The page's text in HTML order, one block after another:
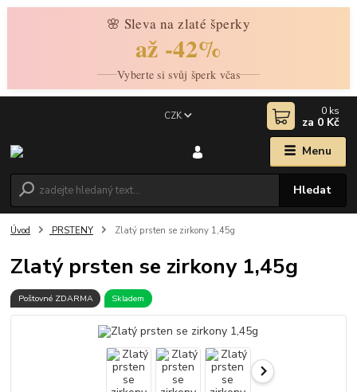
🌸 Sleva na zlaté šperky
až -42%
Vyberte si svůj šperk včas
Menu
CZK
Hledat
0 ks
za 0 Kč
Úvod PRSTENY Zlatý prsten se zirkony 1,45g
Zlatý prsten se zirkony 1,45g
Poštovné ZDARMA Skladem